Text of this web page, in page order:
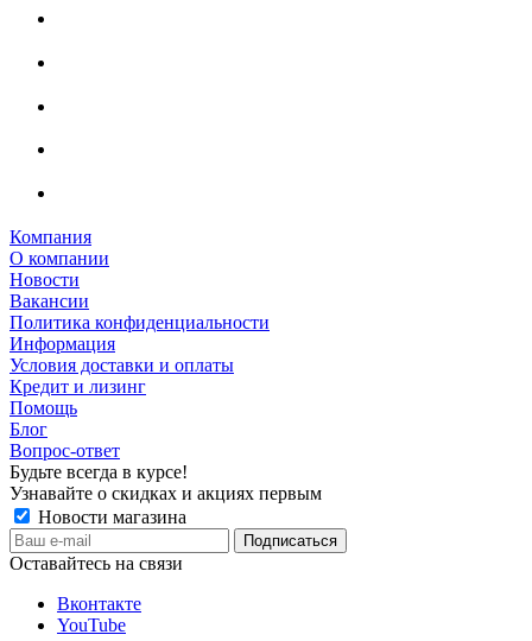
Компания
О компании
Новости
Вакансии
Политика конфиденциальности
Информация
Условия доставки и оплаты
Кредит и лизинг
Помощь
Блог
Вопрос-ответ
Будьте всегда в курсе!
Узнавайте о скидках и акциях первым
Новости магазина
Оставайтесь на связи
Вконтакте
YouTube